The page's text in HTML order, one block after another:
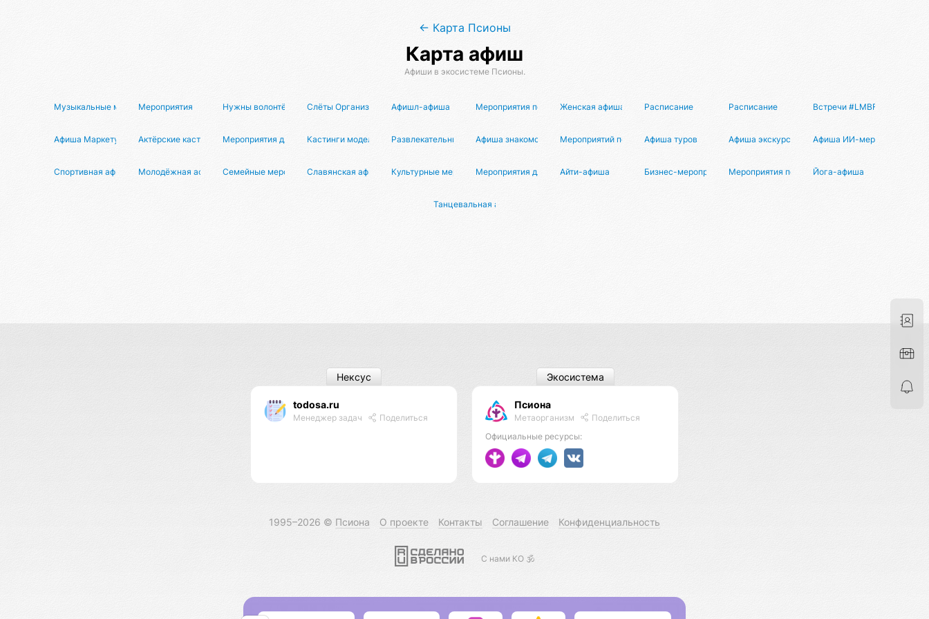
← Карта Псионы
Карта афиш
Афиши в экосистеме Псионы.
Музыкальные мероприятияМероприятия Нужны волонтёры Слёты ОрганизаторовАфишл-афиша Мероприятия по киноЖенская афиша Расписание Расписание Встречи #LMBF
Афиша Маркетун Актёрские кастинги Мероприятия для врачейКастинги моделей Развлекательные мероприятия
Афиша знакомств Мероприятий по видеоиграм
Афиша туров Афиша экскурсий Афиша ИИ-мероприятий
Спортивная афиша Молодёжная афиша Семейные мероприятияСлавянская афиша Культурные мероприятияМероприятия для питомцев и их хозяев
Айти-афиша Бизнес-мероприятияМероприятия по Веб3Йога-афиша
Танцевальная афиша
todosa.ru
Менеджер задач Поделиться
Нексус
Псиона
Метаорганизм
Поделиться
Официальные ресурсы:
Экосистема
1995–2026 © Псиона О проекте Контакты Соглашение Конфиденциальность
С нами КО 🕉️